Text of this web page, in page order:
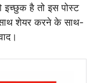
इच्छुक है तो इस पोस्ट
साथ शेयर करने के साथ-